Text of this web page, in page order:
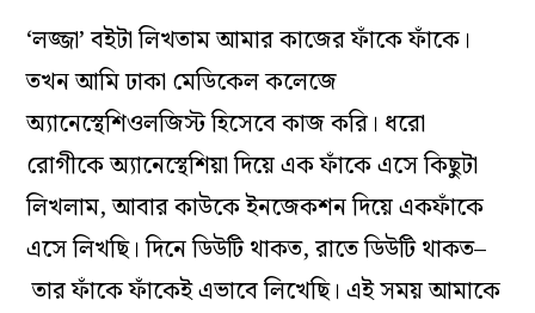
‘লজ্জা’ বইটালিখতামআমারকাজেরফাঁকেফাঁকে।
তখনআমিঢাকামেডিকেলকলেজে
অ্যানেস্থেশিওলজিস্টহিসেবেকাজকরি। ধরো
রোগীকেঅ্যানেস্থেশিয়াদিয়েএকফাঁকেএসেকিছুটা
লিখলাম, আবারকাউকেইনজেকশনদিয়েএকফাঁকে
এসেলিখছি। দিনেডিউটিথাকত,রাতেডিউটিথাকত–
তারফাঁকেফাঁকেইএভাবেলিখেছি। এইসময়আমাকে